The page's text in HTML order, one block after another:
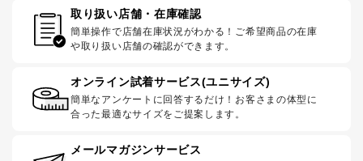
取り扱い店舗・在庫確認
簡単操作で店舗在庫状況がわかる！ご希望商品の在庫
や取り扱い店舗の確認ができます。
オンライン試着サービス(ユニサイズ)
簡単なアンケートに回答するだけ！お客さまの体型に
合った最適なサイズをご提案します。
メールマガジンサービス